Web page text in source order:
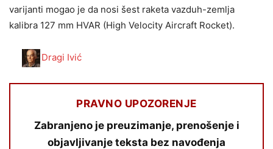
varijanti mogao je da nosi šest raketa vazduh-zemlja
kalibra 127 mm HVAR (High Velocity Aircraft Rocket).
Dragi Ivić
PRAVNO UPOZORENJE
Zabranjeno je preuzimanje, prenošenje i
objavljivanje teksta bez navođenja